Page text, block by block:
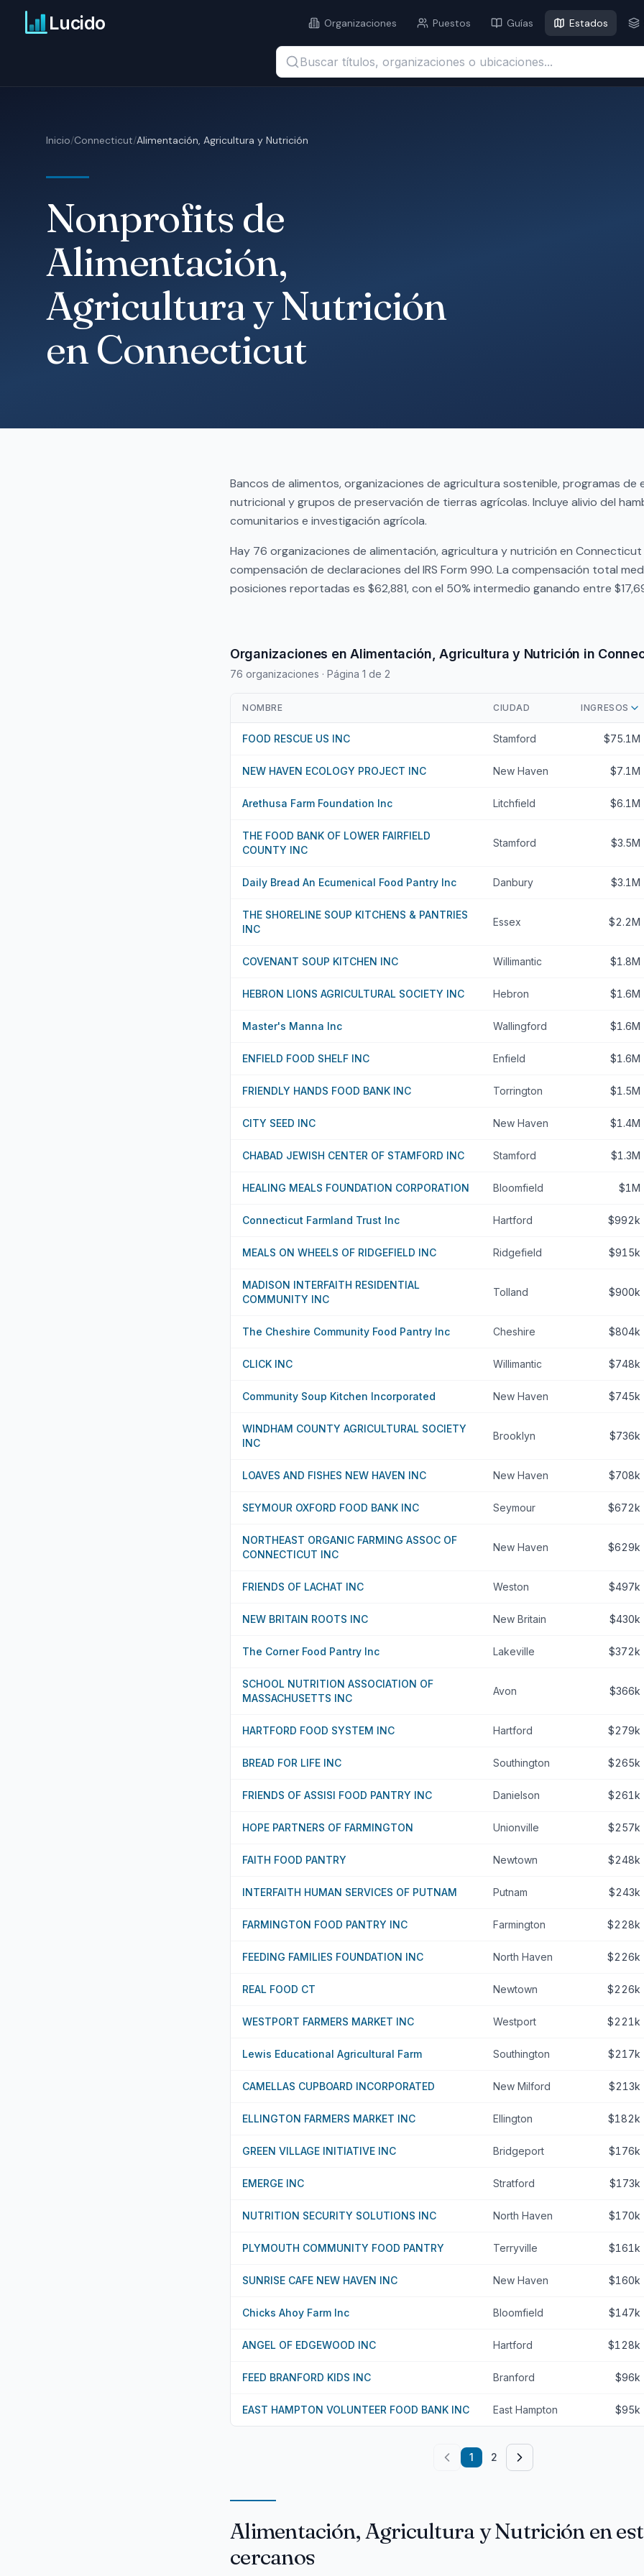
Ir al contenido principal
Lucido Organizaciones Puestos Guías Estados
Buscar títulos, organizaciones o ubicaciones...
Inicio/Connecticut/Alimentación, Agricultura y Nutrición
Nonprofits de
Alimentación,
Agricultura y Nutrición
en Connecticut
Bancos de alimentos, organizaciones de agricultura sostenible, programas de
nutricional y grupos de preservación de tierras agrícolas. Incluye alivio del
comunitarios e investigación agrícola.
Hay 76 organizaciones de alimentación, agricultura y nutrición en
compensación de declaraciones del IRS Form 990. La compensación total
posiciones reportadas es $62,881, con el 50% intermedio ganando entre
Organizaciones en Alimentación, Agricultura y Nutrición in
76 organizaciones · Página 1 de 2
NOMBRE CIUDAD INGRESOS
FOOD RESCUE US INC Stamford $75.1M
NEW HAVEN ECOLOGY PROJECT INC New Haven $7.1M
Arethusa Farm Foundation Inc Litchfield $6.1M
THE FOOD BANK OF LOWER FAIRFIELD
COUNTY INC
Stamford $3.5M
Daily Bread An Ecumenical Food Pantry Inc Danbury $3.1M
THE SHORELINE SOUP KITCHENS & PANTRIES
INC
Essex $2.2M
COVENANT SOUP KITCHEN INC Willimantic $1.8M
HEBRON LIONS AGRICULTURAL SOCIETY INC Hebron $1.6M
Master's Manna Inc Wallingford $1.6M
ENFIELD FOOD SHELF INC Enfield $1.6M
FRIENDLY HANDS FOOD BANK INC Torrington $1.5M
CITY SEED INC New Haven $1.4M
CHABAD JEWISH CENTER OF STAMFORD INC Stamford $1.3M
HEALING MEALS FOUNDATION CORPORATION Bloomfield $1M
Connecticut Farmland Trust Inc Hartford $992k
MEALS ON WHEELS OF RIDGEFIELD INC Ridgefield $915k
MADISON INTERFAITH RESIDENTIAL
COMMUNITY INC
Tolland $900k
The Cheshire Community Food Pantry Inc Cheshire $804k
CLICK INC Willimantic $748k
Community Soup Kitchen Incorporated New Haven $745k
WINDHAM COUNTY AGRICULTURAL SOCIETY
INC
Brooklyn $736k
LOAVES AND FISHES NEW HAVEN INC New Haven $708k
SEYMOUR OXFORD FOOD BANK INC Seymour $672k
NORTHEAST ORGANIC FARMING ASSOC OF
CONNECTICUT INC
New Haven $629k
FRIENDS OF LACHAT INC Weston $497k
NEW BRITAIN ROOTS INC New Britain $430k
The Corner Food Pantry Inc Lakeville $372k
SCHOOL NUTRITION ASSOCIATION OF
MASSACHUSETTS INC
Avon $366k
HARTFORD FOOD SYSTEM INC Hartford $279k
BREAD FOR LIFE INC Southington $265k
FRIENDS OF ASSISI FOOD PANTRY INC Danielson $261k
HOPE PARTNERS OF FARMINGTON Unionville $257k
FAITH FOOD PANTRY Newtown $248k
INTERFAITH HUMAN SERVICES OF PUTNAM Putnam $243k
FARMINGTON FOOD PANTRY INC Farmington $228k
FEEDING FAMILIES FOUNDATION INC North Haven $226k
REAL FOOD CT Newtown $226k
WESTPORT FARMERS MARKET INC Westport $221k
Lewis Educational Agricultural Farm Southington $217k
CAMELLAS CUPBOARD INCORPORATED New Milford $213k
ELLINGTON FARMERS MARKET INC Ellington $182k
GREEN VILLAGE INITIATIVE INC Bridgeport $176k
EMERGE INC Stratford $173k
NUTRITION SECURITY SOLUTIONS INC North Haven $170k
PLYMOUTH COMMUNITY FOOD PANTRY Terryville $161k
SUNRISE CAFE NEW HAVEN INC New Haven $160k
Chicks Ahoy Farm Inc Bloomfield $147k
ANGEL OF EDGEWOOD INC Hartford $128k
FEED BRANFORD KIDS INC Branford $96k
EAST HAMPTON VOLUNTEER FOOD BANK INC East Hampton $95k
1 2
Alimentación, Agricultura y Nutrición en
cercanos